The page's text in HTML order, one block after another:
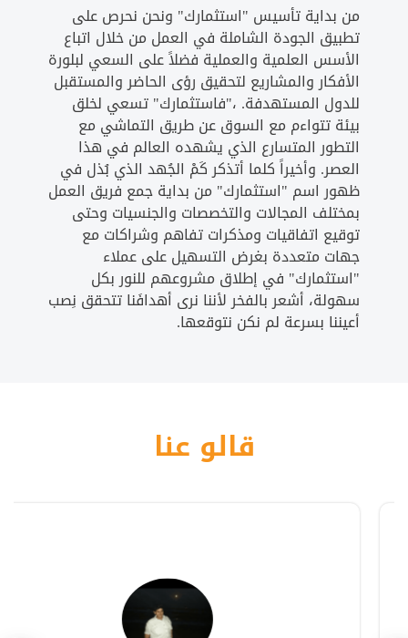
من بداية تأسيس "استثمارك" ونحن نحرص على
تطبيق الجودة الشاملة في العمل من خلال اتباع
الأسس العلمية والعملية فضلاً على السعي لبلورة
الأفكار والمشاريع لتحقيق رؤى الحاضر والمستقبل
للدول المستهدفة. ،"فاستثمارك" تسعي لخلق
بيئة تتواءم مع السوق عن طريق التماشي مع
التطور المتسارع الذي يشهده العالم في هذا
العصر. وأخيراً كلما أتذكر كَمْ الجُهد الذي بُذل في
ظهور اسم "استثمارك" من بداية جمع فريق العمل
بمختلف المجالات والتخصصات والجنسيات وحتى
توقيع اتفاقيات ومذكرات تفاهم وشراكات مع
جهات متعددة بغرض التسهيل على عملاء
"استثمارك" في إطلاق مشروعهم للنور بكل
سهولة، أشعر بالفخر لأننا نرى أهدافَنا تتحقق نِصب
أعيننا بسرعة لم نكن نتوقعها.
قالو عنا